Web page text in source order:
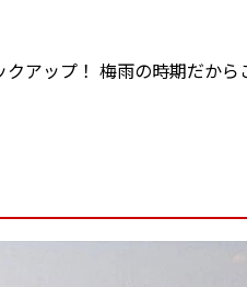
アップ！ 梅雨の時期だから